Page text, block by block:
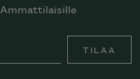
Ammattilaisille
TILAA